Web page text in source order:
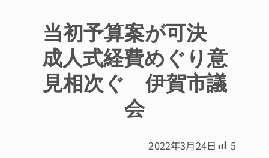
当初予算案が可決
成人式経費めぐり意
見相次ぐ 伊賀市議
会
2022年3月24日 5